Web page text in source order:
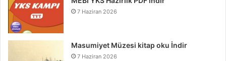
7 Haziran 2026
Masumiyet Müzesi kitap oku İndir
7 Haziran 2026